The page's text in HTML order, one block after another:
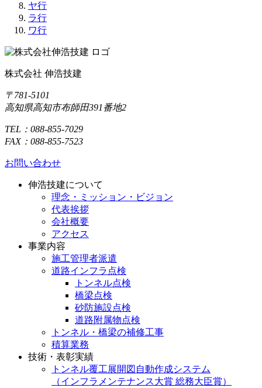
ヤ行
ラ行
ワ行
株式会社 伸浩技建
〒781-5101
高知県高知市布師田391番地2
TEL：088-855-7029
FAX：088-855-7523
お問い合わせ
伸浩技建について
理念・ミッション・ビジョン
代表挨拶
会社概要
アクセス
事業内容
施工管理者派遣
道路インフラ点検
トンネル点検
橋梁点検
砂防施設点検
道路附属物点検
トンネル・橋梁の補修工事
積算業務
技術・表彰実績
トンネル覆工展開図自動作成システム
（インフラメンテナンス大賞 総務大臣賞）